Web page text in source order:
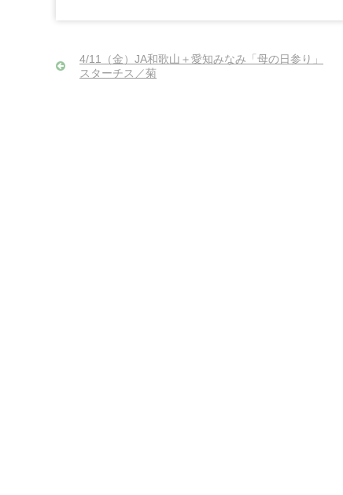
4/11（金）JA和歌山＋愛知みなみ「母の日参り」
スターチス／菊